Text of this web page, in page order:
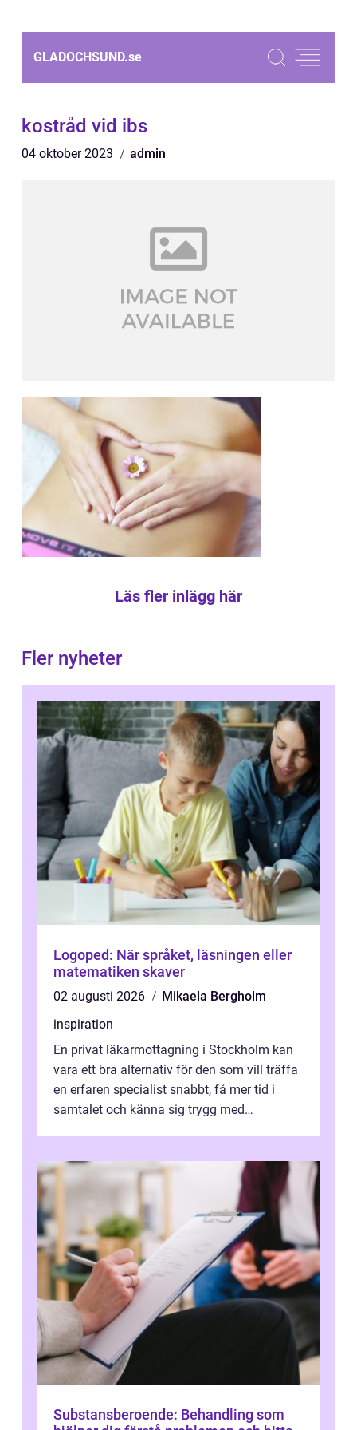
GLADOCHSUND.se
kostråd vid ibs
04 oktober 2023 admin
Läs fler inlägg här
Fler nyheter
Logoped: När språket, läsningen eller
matematiken skaver
02 augusti 2026
Mikaela Bergholm
inspiration
En privat läkarmottagning i Stockholm kan
vara ett bra alternativ för den som vill träffa
en erfaren specialist snabbt, få mer tid i
samtalet och känna sig trygg med
Substansberoende: Behandling som